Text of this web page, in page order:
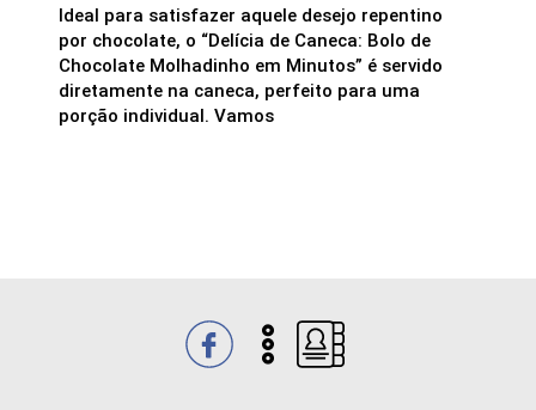
Ideal para satisfazer aquele desejo repentino
por chocolate, o “Delícia de Caneca: Bolo de
Chocolate Molhadinho em Minutos” é servido
diretamente na caneca, perfeito para uma
porção individual. Vamos